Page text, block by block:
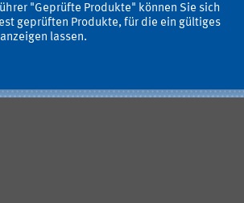
"Geprüfte Produkte" können Sie sich
geprüften Produkte, für die ein gültiges
lassen.